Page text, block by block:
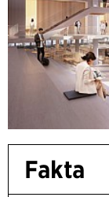
Fakta